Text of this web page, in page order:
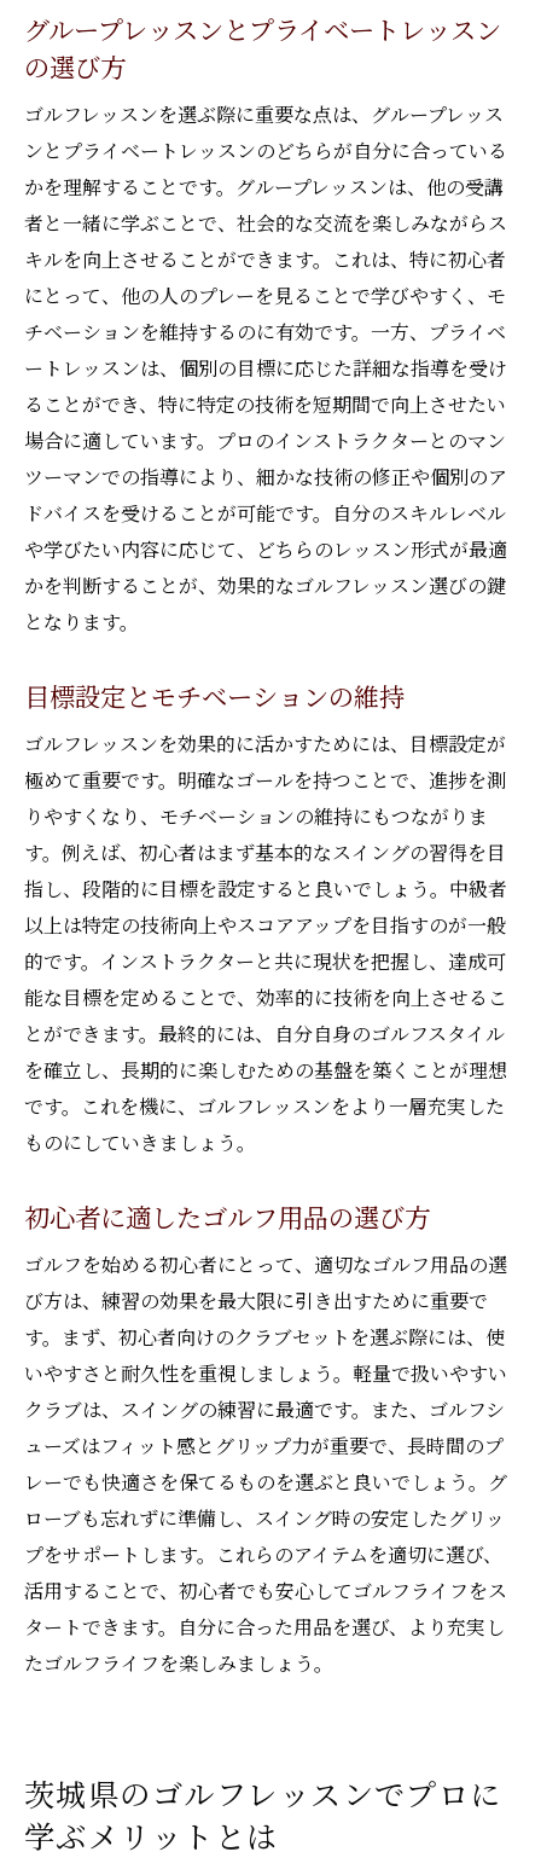
グループレッスンとプライベートレッスン
の選び方
ゴルフレッスンを選ぶ際に重要な点は、グループレッス
ンとプライベートレッスンのどちらが自分に合っている
かを理解することです。グループレッスンは、他の受講
者と一緒に学ぶことで、社会的な交流を楽しみながらス
キルを向上させることができます。これは、特に初心者
にとって、他の人のプレーを見ることで学びやすく、モ
チベーションを維持するのに有効です。一方、プライベ
ートレッスンは、個別の目標に応じた詳細な指導を受け
ることができ、特に特定の技術を短期間で向上させたい
場合に適しています。プロのインストラクターとのマン
ツーマンでの指導により、細かな技術の修正や個別のア
ドバイスを受けることが可能です。自分のスキルレベル
や学びたい内容に応じて、どちらのレッスン形式が最適
かを判断することが、効果的なゴルフレッスン選びの鍵
となります。
目標設定とモチベーションの維持
ゴルフレッスンを効果的に活かすためには、目標設定が
極めて重要です。明確なゴールを持つことで、進捗を測
りやすくなり、モチベーションの維持にもつながりま
す。例えば、初心者はまず基本的なスイングの習得を目
指し、段階的に目標を設定すると良いでしょう。中級者
以上は特定の技術向上やスコアアップを目指すのが一般
的です。インストラクターと共に現状を把握し、達成可
能な目標を定めることで、効率的に技術を向上させるこ
とができます。最終的には、自分自身のゴルフスタイル
を確立し、長期的に楽しむための基盤を築くことが理想
です。これを機に、ゴルフレッスンをより一層充実した
ものにしていきましょう。
初心者に適したゴルフ用品の選び方
ゴルフを始める初心者にとって、適切なゴルフ用品の選
び方は、練習の効果を最大限に引き出すために重要で
す。まず、初心者向けのクラブセットを選ぶ際には、使
いやすさと耐久性を重視しましょう。軽量で扱いやすい
クラブは、スイングの練習に最適です。また、ゴルフシ
ューズはフィット感とグリップ力が重要で、長時間のプ
レーでも快適さを保てるものを選ぶと良いでしょう。グ
ローブも忘れずに準備し、スイング時の安定したグリッ
プをサポートします。これらのアイテムを適切に選び、
活用することで、初心者でも安心してゴルフライフをス
タートできます。自分に合った用品を選び、より充実し
たゴルフライフを楽しみましょう。
茨城県のゴルフレッスンでプロに
学ぶメリットとは